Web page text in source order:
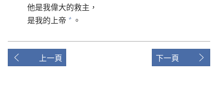
他是我偉大的救主，
是我的上帝 + 。
上一頁 下一頁